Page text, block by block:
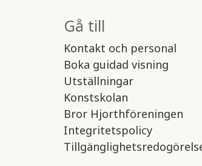
Gå till
Kontakt och personal
Boka guidad visning
Utställningar
Konstskolan
Bror Hjorthföreningen
Integritetspolicy